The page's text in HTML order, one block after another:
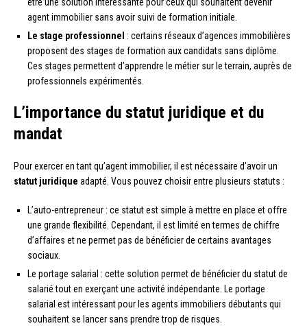
agent immobilier sans avoir suivi de formation initiale.
Le stage professionnel : certains réseaux d’agences immobilières
proposent des stages de formation aux candidats sans diplôme.
Ces stages permettent d’apprendre le métier sur le terrain, auprès de
professionnels expérimentés.
L’importance du statut juridique et du
mandat
Pour exercer en tant qu’agent immobilier, il est nécessaire d’avoir un
statut juridique adapté. Vous pouvez choisir entre plusieurs statuts :
L’auto-entrepreneur : ce statut est simple à mettre en place et offre
une grande flexibilité. Cependant, il est limité en termes de chiffre
d’affaires et ne permet pas de bénéficier de certains avantages
sociaux.
Le portage salarial : cette solution permet de bénéficier du statut de
salarié tout en exerçant une activité indépendante. Le portage
salarial est intéressant pour les agents immobiliers débutants qui
souhaitent se lancer sans prendre trop de risques.